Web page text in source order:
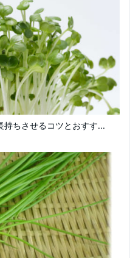
持ちさせるコツとおすす...